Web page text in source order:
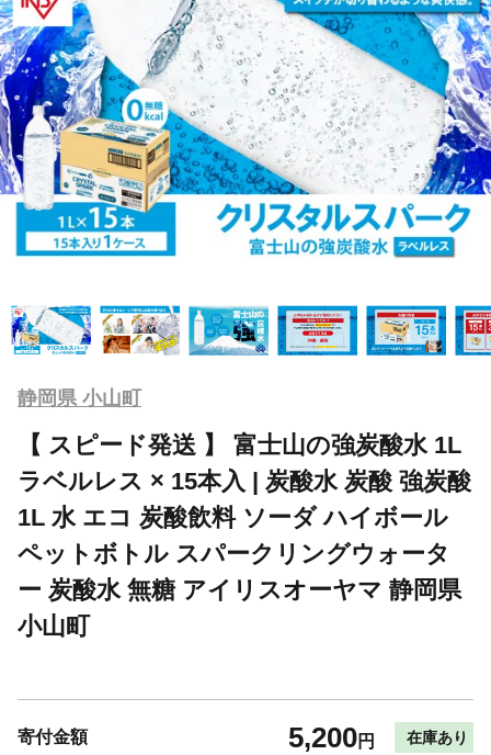
静岡県 小山町
【 スピード発送 】 富士山の強炭酸水 1L
ラベルレス × 15本入 | 炭酸水 炭酸 強炭酸
1L 水 エコ 炭酸飲料 ソーダ ハイボール
ペットボトル スパークリングウォータ
ー 炭酸水 無糖 アイリスオーヤマ 静岡県
小山町
寄付金額 5,200円 在庫あり